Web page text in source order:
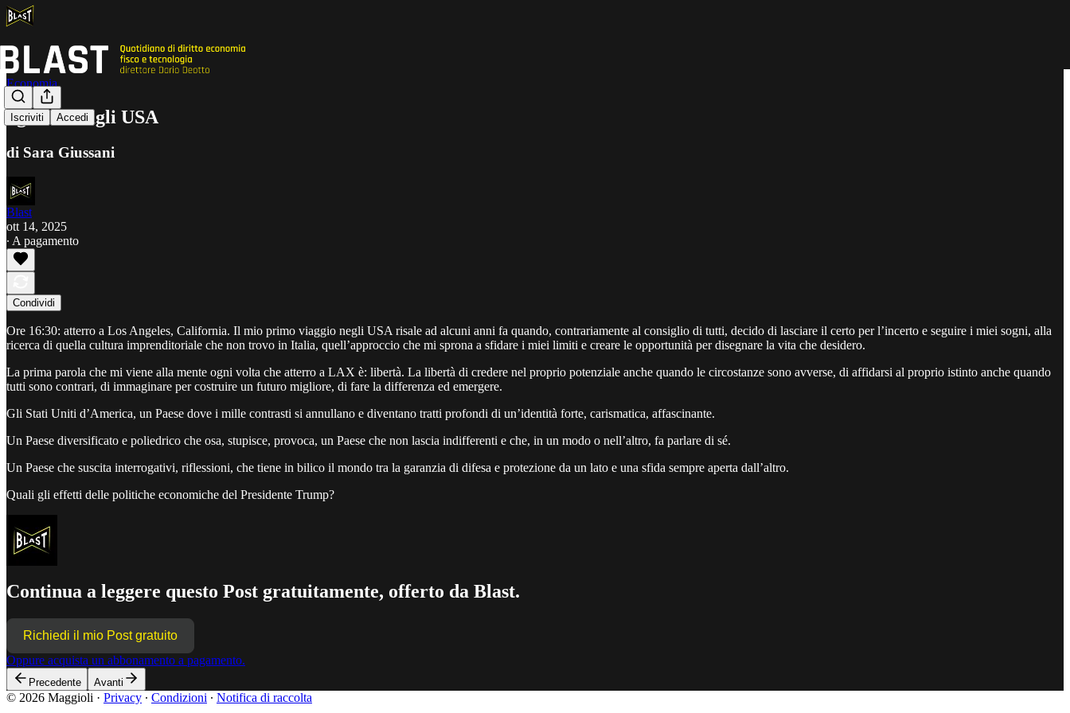
Iscriviti Accedi
Economia
Sguardi dagli USA
di Sara Giussani
Blast
ott 14, 2025
∙ A pagamento
Condividi
Ore 16:30: atterro a Los Angeles, California. Il mio primo viaggio negli USA risale ad alcuni anni fa quando, contrariamente al consiglio di tutti, decido di lasciare il certo per l’incerto e seguire i miei sogni, alla
ricerca di quella cultura imprenditoriale che non trovo in Italia, quell’approccio che mi sprona a sfidare i miei limiti e creare le opportunità per disegnare la vita che desidero.
La prima parola che mi viene alla mente ogni volta che atterro a LAX è: libertà. La libertà di credere nel proprio potenziale anche quando le circostanze sono avverse, di affidarsi al proprio istinto anche quando
tutti sono contrari, di immaginare per costruire un futuro migliore, di fare la differenza ed emergere.
Gli Stati Uniti d’America, un Paese dove i mille contrasti si annullano e diventano tratti profondi di un’identità forte, carismatica, affascinante.
Un Paese diversificato e poliedrico che osa, stupisce, provoca, un Paese che non lascia indifferenti e che, in un modo o nell’altro, fa parlare di sé.
Un Paese che suscita interrogativi, riflessioni, che tiene in bilico il mondo tra la garanzia di difesa e protezione da un lato e una sfida sempre aperta dall’altro.
Quali gli effetti delle politiche economiche del Presidente Trump?
Continua a leggere questo Post gratuitamente, offerto da Blast.
Richiedi il mio Post gratuito
Oppure acquista un abbonamento a pagamento.
Precedente Avanti
© 2026 Maggioli · Privacy ∙ Condizioni ∙ Notifica di raccolta